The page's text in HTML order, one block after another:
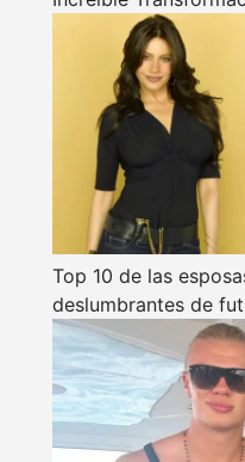
Top 10 de las
deslumbrantes de